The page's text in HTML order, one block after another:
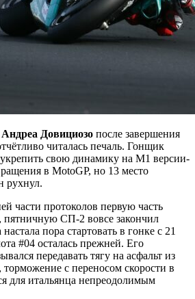
Андреа Довициозо после завершения
читалась печаль. Гонщик
укрепить свою динамику на М1 версии-
в MotoGP, но 13 место
рухнул.
части протоколов первую часть
СП-2 вовсе закончил
пора стартовать в гонке с 21
#04 осталась прежней. Его
передавать тягу на асфальт из
с переносом скорости в
для итальянца непреодолимым